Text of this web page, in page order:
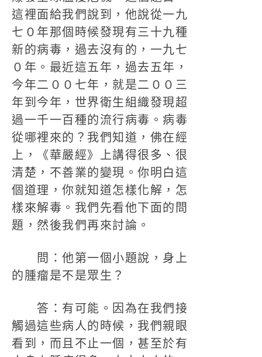
這裡面給我們說到，他說從一九
七０年那個時候發現有三十九種
新的病毒，過去沒有的，一九七
０年。最近這五年，過去五年，
今年二００七年，就是二００三
年到今年，世界衛生組織發現超
過一千一百種的流行病毒。病毒
從哪裡來的？我們知道，佛在經
上，《華嚴經》上講得很多、很
清楚，不善業的變現。你明白這
個道理，你就知道怎樣化解，怎
樣來解毒。我們先看他下面的問
題，然後我們再來討論。
問：他第一個小題說，身上
的腫瘤是不是眾生？
答：有可能。因為在我們接
觸過這些病人的時候，我們親眼
看到，而且不止一個，甚至於有